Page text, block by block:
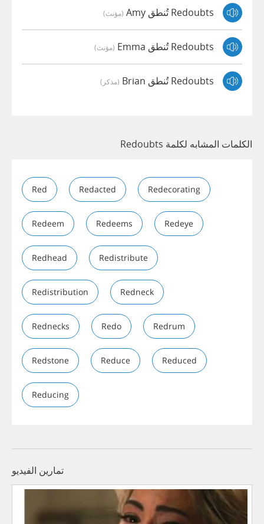
Redoubts تُنطق Amy (مؤنث)
Redoubts تُنطق Emma (مؤنث)
Redoubts تُنطق Brian (مذكر)
الكلمات المشابه لكلمة Redoubts
Red Redacted Redecorating
Redeem Redeems Redeye
Redhead Redistribute
Redistribution Redneck
Rednecks Redo Redrum
Redstone Reduce Reduced
Reducing
تمارين الفيديو